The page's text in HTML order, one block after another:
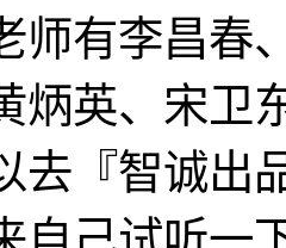
师有李昌春
炳英、宋卫
去『智诚出